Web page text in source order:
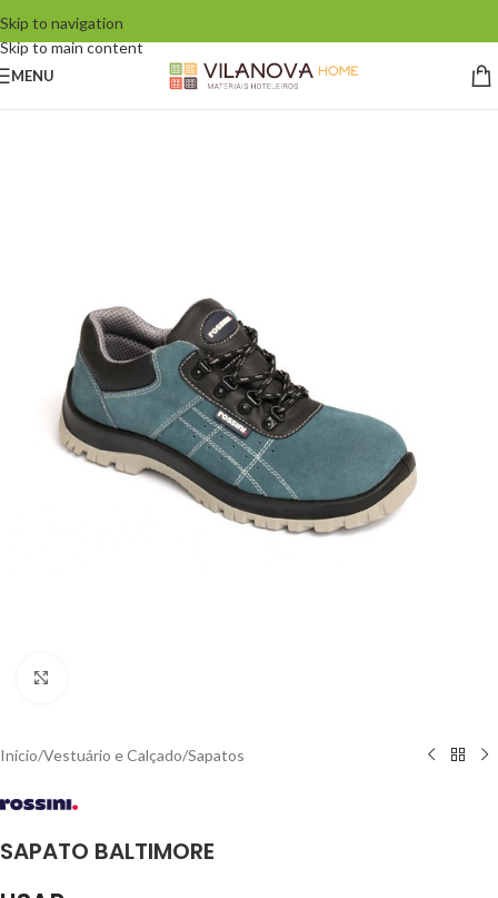
Skip to navigation
Skip to main content
MENU
Início/Vestuário e Calçado/Sapatos
SAPATO BALTIMORE